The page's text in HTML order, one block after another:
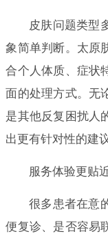
皮肤问题类型
象简单判断。太原
合个人体质、症状
面的处理方式。无
是其他反复困扰人
出更有针对性的建
服务体验更贴
很多患者在意
便复诊、是否容易